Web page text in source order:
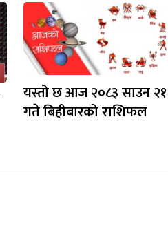
यस्तो छ आज २०८३ साउन २१
गते बिहीबारको राशिफल